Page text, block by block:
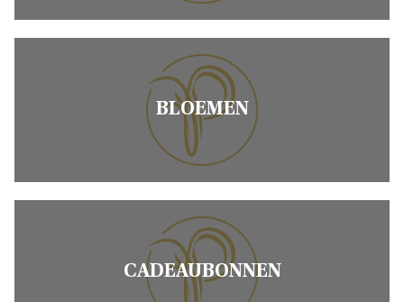
BLOEMEN
CADEAUBONNEN